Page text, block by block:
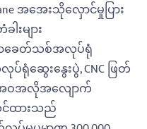
အအေးသိုလှောင်မှုပြား
းများ
ာခေတ်သစ်အလုပ်ရုံ
ရုံဆွေးနွေးပွဲ, CNC ဖြတ်
အဝအလိုအလျောက်
ဆင်ထားသည်